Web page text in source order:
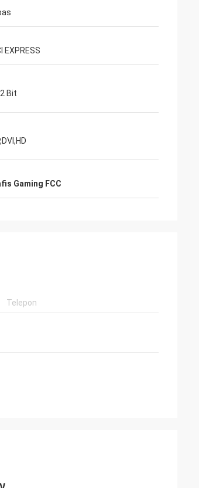
EXPRESS
Bit
Gaming FCC